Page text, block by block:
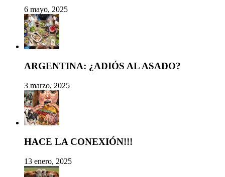
6 mayo, 2025
ARGENTINA: ¿ADIÓS AL ASADO?
3 marzo, 2025
HACE LA CONEXIÓN!!!
13 enero, 2025